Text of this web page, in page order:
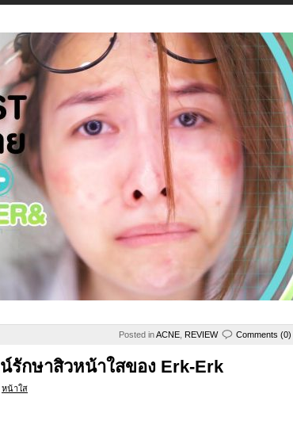
Posted inACNE REVIEW Comments (0)
รักษาสิวหน้าใสของ Erk-Erk
หน้าใส